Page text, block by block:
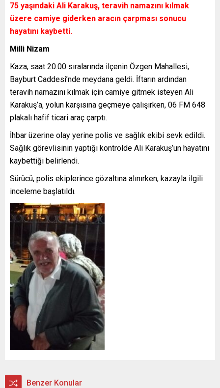
75 yaşındaki Ali Karakuş, teravih namazını kılmak
üzere camiye giderken aracın çarpması sonucu
hayatını kaybetti.
Milli Nizam
Kaza, saat 20.00 sıralarında ilçenin Özgen Mahallesi,
Bayburt Caddesi’nde meydana geldi. İftarın ardından
teravih namazını kılmak için camiye gitmek isteyen Ali
Karakuş’a, yolun karşısına geçmeye çalışırken, 06 FM 648
plakalı hafif ticari araç çarptı.
İhbar üzerine olay yerine polis ve sağlık ekibi sevk edildi.
Sağlık görevlisinin yaptığı kontrolde Ali Karakuş’un hayatını
kaybettiği belirlendi.
Sürücü, polis ekiplerince gözaltına alınırken, kazayla ilgili
inceleme başlatıldı.
Benzer Konular